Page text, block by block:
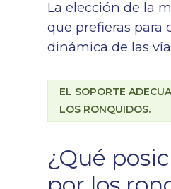
La elección de la
que prefieras para
dinámica de las
EL SOPORTE
LOS RONQUIDOS.
¿Qué